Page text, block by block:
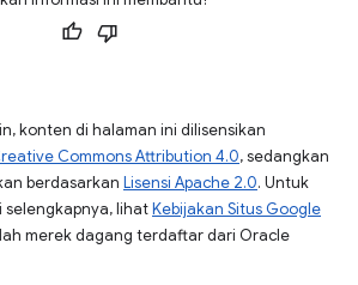
konten di halaman ini dilisensikan
Commons Attribution 4.0, sedangkan
berdasarkan Lisensi Apache 2.0. Untuk
lihatKebijakan Situs Google
merek dagang terdaftar dari Oracle